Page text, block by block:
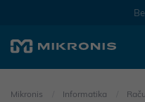
Mikronis Informatika